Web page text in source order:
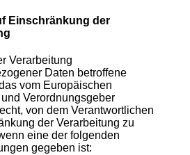
Einschränkung der
Verarbeitung
Daten betroffene
vom Europäischen
Verordnungsgeber
von dem Verantwortlichen
der Verarbeitung zu
eine der folgenden
gegeben ist: